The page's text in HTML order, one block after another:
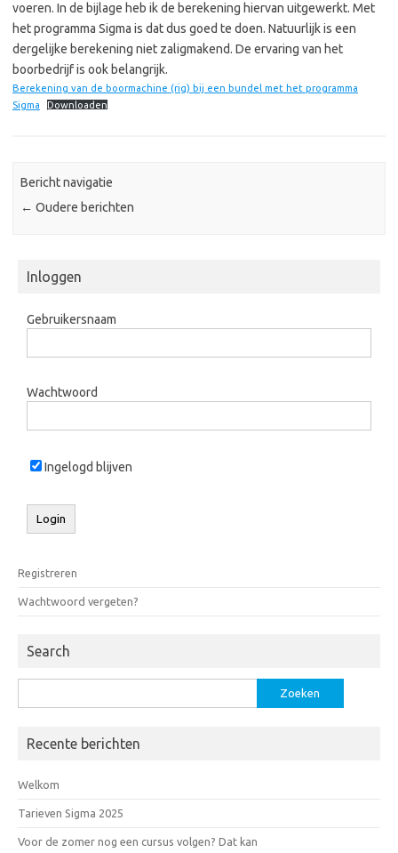
voeren. In de bijlage heb ik de berekening hiervan uitgewerkt. Met
het programma Sigma is dat dus goed te doen. Natuurlijk is een
dergelijke berekening niet zaligmakend. De ervaring van het
boorbedrijf is ook belangrijk.
Berekening van de boormachine (rig) bij een bundel met het programma
Sigma
Downloaden
Bericht navigatie
← Oudere berichten
Inloggen
Gebruikersnaam
Wachtwoord
Ingelogd blijven
Registreren
Wachtwoord vergeten?
Search
naar:
Recente berichten
Welkom
Tarieven Sigma 2025
Voor de zomer nog een cursus volgen? Dat kan